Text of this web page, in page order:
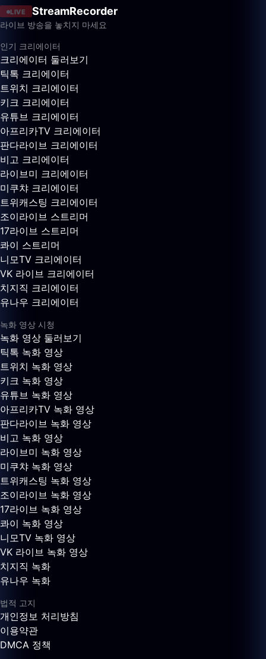
LIVE StreamRecorder
라이브 방송을 놓치지 마세요
인기 크리에이터
크리에이터 둘러보기
틱톡 크리에이터
트위치 크리에이터
키크 크리에이터
유튜브 크리에이터
아프리카TV 크리에이터
판다라이브 크리에이터
비고 크리에이터
라이브미 크리에이터
미쿠챠 크리에이터
트위캐스팅 크리에이터
조이라이브 스트리머
17라이브 스트리머
콰이 스트리머
니모TV 크리에이터
VK 라이브 크리에이터
치지직 크리에이터
유나우 크리에이터
녹화 영상 시청
녹화 영상 둘러보기
틱톡 녹화 영상
트위치 녹화 영상
키크 녹화 영상
유튜브 녹화 영상
아프리카TV 녹화 영상
판다라이브 녹화 영상
비고 녹화 영상
라이브미 녹화 영상
미쿠챠 녹화 영상
트위캐스팅 녹화 영상
조이라이브 녹화 영상
17라이브 녹화 영상
콰이 녹화 영상
니모TV 녹화 영상
VK 라이브 녹화 영상
치지직 녹화
유나우 녹화
법적 고지
개인정보 처리방침
이용약관
DMCA 정책